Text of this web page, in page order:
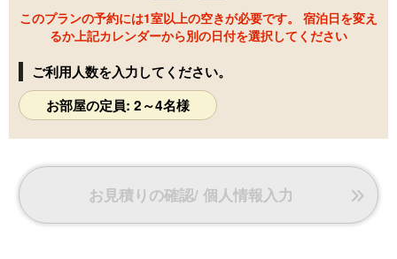
※室内での喫煙はご遠慮いただいております。
このプランの予約には1室以上の空きが必要です。 宿泊日を変え
るか上記カレンダーから別の日付を選択してください
ご利用人数を入力してください。
お部屋の定員: 2～4名様
お見積りの確認/ 個人情報入力